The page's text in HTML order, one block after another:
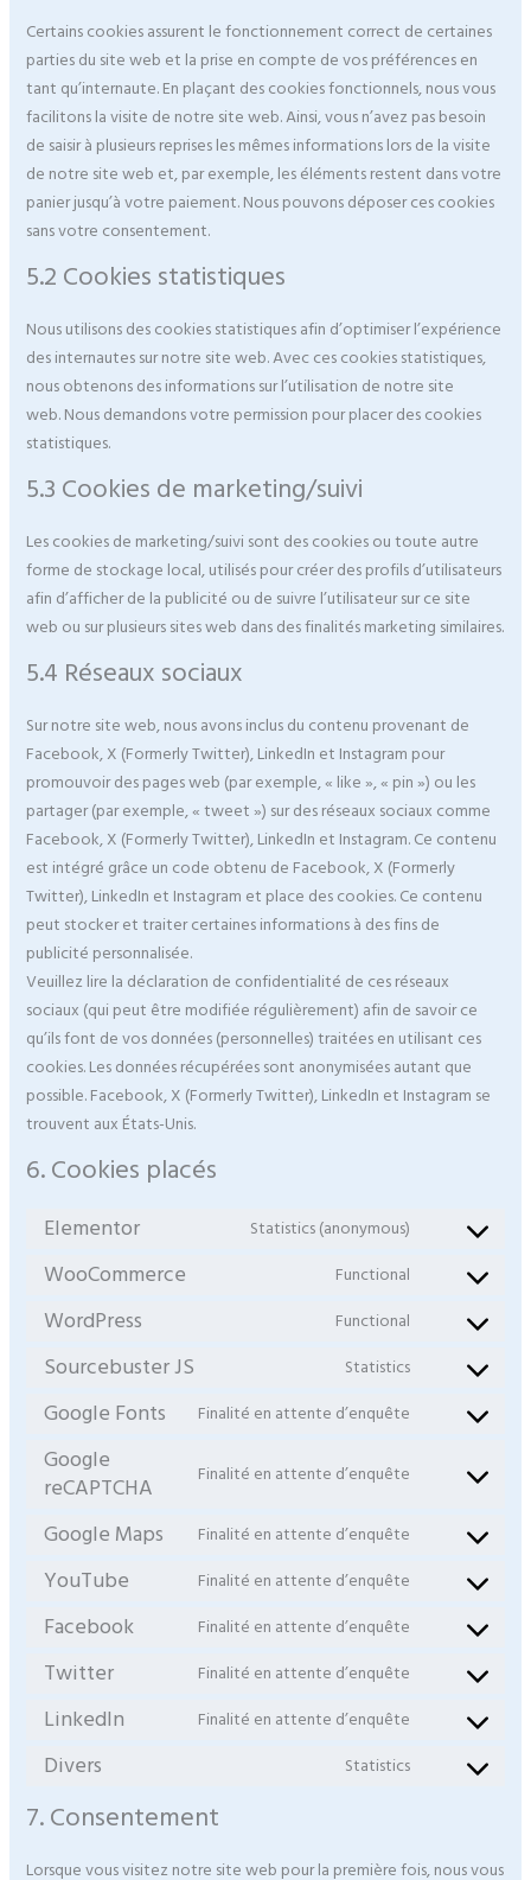
Certains cookies assurent le fonctionnement correct de certaines
parties du site web et la prise en compte de vos préférences en
tant qu’internaute. En plaçant des cookies fonctionnels, nous vous
facilitons la visite de notre site web. Ainsi, vous n’avez pas besoin
de saisir à plusieurs reprises les mêmes informations lors de la visite
de notre site web et, par exemple, les éléments restent dans votre
panier jusqu’à votre paiement. Nous pouvons déposer ces cookies
sans votre consentement.
5.2 Cookies statistiques
Nous utilisons des cookies statistiques afin d’optimiser l’expérience
des internautes sur notre site web. Avec ces cookies statistiques,
nous obtenons des informations sur l’utilisation de notre site
web. Nous demandons votre permission pour placer des cookies
statistiques.
5.3 Cookies de marketing/suivi
Les cookies de marketing/suivi sont des cookies ou toute autre
forme de stockage local, utilisés pour créer des profils d’utilisateurs
afin d’afficher de la publicité ou de suivre l’utilisateur sur ce site
web ou sur plusieurs sites web dans des finalités marketing similaires.
5.4 Réseaux sociaux
Sur notre site web, nous avons inclus du contenu provenant de
Facebook, X (Formerly Twitter), LinkedIn et Instagram pour
promouvoir des pages web (par exemple, « like », « pin ») ou les
partager (par exemple, « tweet ») sur des réseaux sociaux comme
Facebook, X (Formerly Twitter), LinkedIn et Instagram. Ce contenu
est intégré grâce un code obtenu de Facebook, X (Formerly
Twitter), LinkedIn et Instagram et place des cookies. Ce contenu
peut stocker et traiter certaines informations à des fins de
publicité personnalisée.
Veuillez lire la déclaration de confidentialité de ces réseaux
sociaux (qui peut être modifiée régulièrement) afin de savoir ce
qu’ils font de vos données (personnelles) traitées en utilisant ces
cookies. Les données récupérées sont anonymisées autant que
possible. Facebook, X (Formerly Twitter), LinkedIn et Instagram se
trouvent aux États-Unis.
6. Cookies placés
Elementor Statistics (anonymous)
WooCommerce Functional
WordPress Functional
Sourcebuster JS Statistics
Google Fonts Finalité en attente d’enquête
Google
reCAPTCHA
Finalité en attente d’enquête
Google Maps Finalité en attente d’enquête
YouTube Finalité en attente d’enquête
Facebook Finalité en attente d’enquête
Twitter Finalité en attente d’enquête
LinkedIn Finalité en attente d’enquête
Divers Statistics
7. Consentement
Lorsque vous visitez notre site web pour la première fois, nous vous